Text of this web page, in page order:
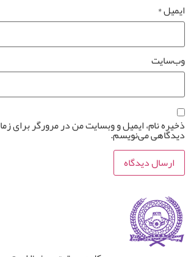
ایمیل*
وب‌سایت
ذخیره نام، ایمیل و وبسایت من در مرورگر برای
دیدگاهی می‌نویسم.